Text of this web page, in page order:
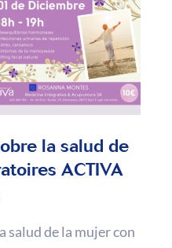
la salud de
ACTIVA
salud de la mujer con